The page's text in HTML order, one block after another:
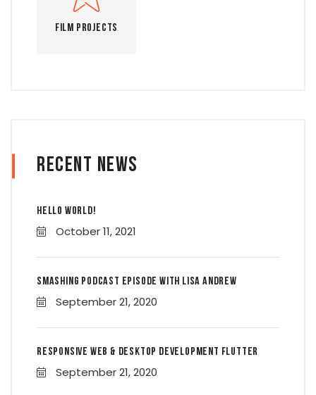
Film Projects
Recent News
Hello world!
October 11, 2021
Smashing Podcast Episode With Lisa Andrew
September 21, 2020
Responsive Web & Desktop Development Flutter
September 21, 2020